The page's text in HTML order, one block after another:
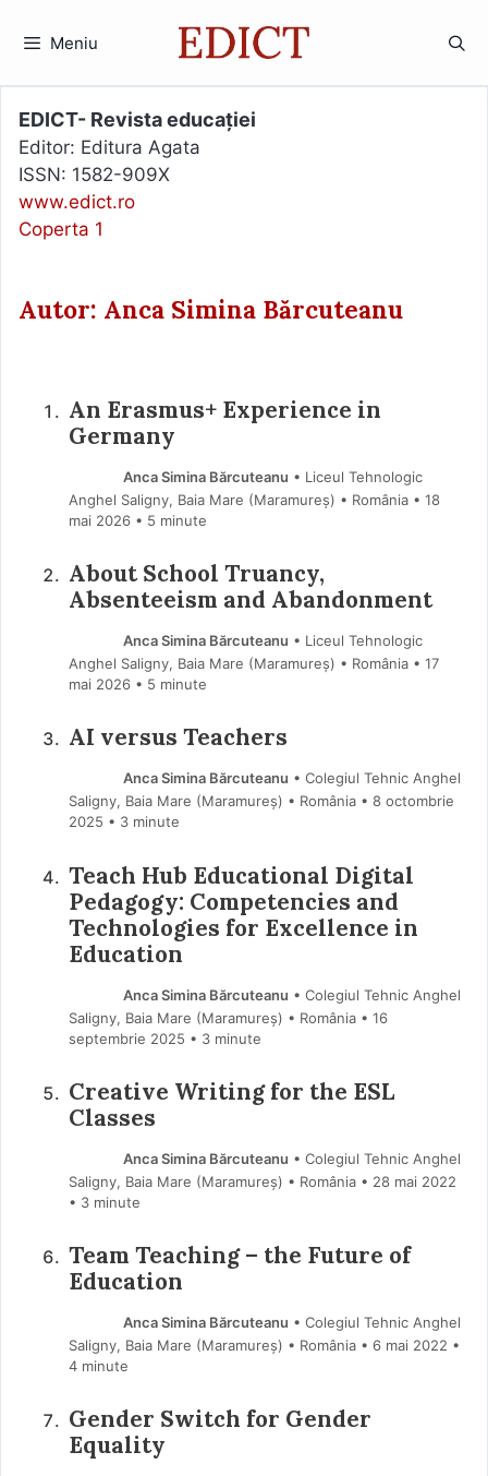
Meniu
EDICT- Revista educației
Editor: Editura Agata
ISSN: 1582-909X
www.edict.ro
Coperta 1
Autor: Anca Simina Bărcuteanu
An Erasmus+ Experience in
Germany
Anca Simina Bărcuteanu • Liceul Tehnologic
Anghel Saligny, Baia Mare (Maramureş) • România
18
mai 2026 • 5 minute
About School Truancy,
Absenteeism and Abandonment
Anca Simina Bărcuteanu • Liceul Tehnologic
Anghel Saligny, Baia Mare (Maramureş) • România
17
mai 2026 • 5 minute
AI versus Teachers
Anca Simina Bărcuteanu • Colegiul Tehnic Anghel
Saligny, Baia Mare (Maramureş) • România
8 octombrie
2025 • 3 minute
Teach Hub Educational Digital
Pedagogy: Competencies and
Technologies for Excellence in
Education
Anca Simina Bărcuteanu • Colegiul Tehnic Anghel
Saligny, Baia Mare (Maramureş) • România
16
septembrie 2025 • 3 minute
Creative Writing for the ESL
Classes
Anca Simina Bărcuteanu • Colegiul Tehnic Anghel
Saligny, Baia Mare (Maramureş) • România
28 mai 2022
• 3 minute
Team Teaching – the Future of
Education
Anca Simina Bărcuteanu • Colegiul Tehnic Anghel
Saligny, Baia Mare (Maramureş) • România
6 mai 2022 •
4 minute
Gender Switch for Gender
Equality